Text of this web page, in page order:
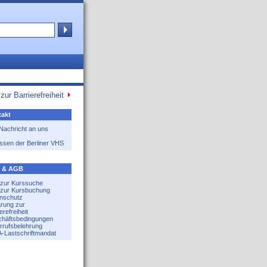
Barrierefreiheit
an uns
der Berliner VHS
& AGB
zur Kurssuche
zur Kursbuchung
zur
Lastschriftmandat